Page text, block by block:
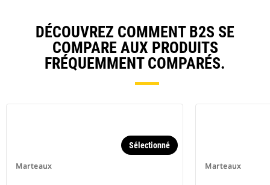
DÉCOUVREZ COMMENT B2S SE
COMPARE AUX PRODUITS
FRÉQUEMMENT COMPARÉS.
Marteaux
Sélectionné
Marteaux